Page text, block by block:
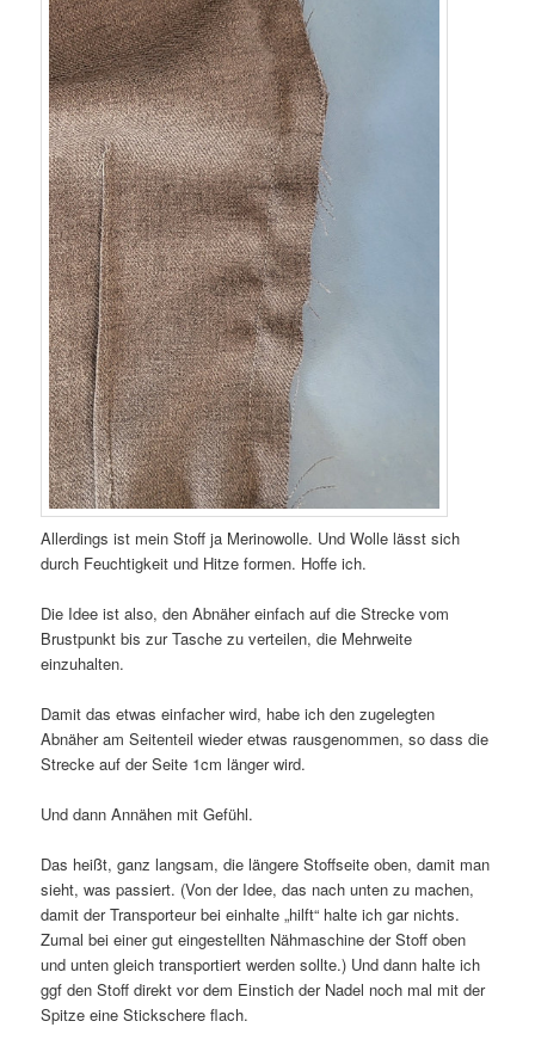
Allerdings ist mein Stoff ja Merinowolle. Und Wolle lässt sich
durch Feuchtigkeit und Hitze formen. Hoffe ich.
Die Idee ist also, den Abnäher einfach auf die Strecke vom
Brustpunkt bis zur Tasche zu verteilen, die Mehrweite
einzuhalten.
Damit das etwas einfacher wird, habe ich den zugelegten
Abnäher am Seitenteil wieder etwas rausgenommen, so dass die
Strecke auf der Seite 1cm länger wird.
Und dann Annähen mit Gefühl.
Das heißt, ganz langsam, die längere Stoffseite oben, damit man
sieht, was passiert. (Von der Idee, das nach unten zu machen,
damit der Transporteur bei einhalte „hilft“ halte ich gar nichts.
Zumal bei einer gut eingestellten Nähmaschine der Stoff oben
und unten gleich transportiert werden sollte.) Und dann halte ich
ggf den Stoff direkt vor dem Einstich der Nadel noch mal mit der
Spitze eine Stickschere flach.